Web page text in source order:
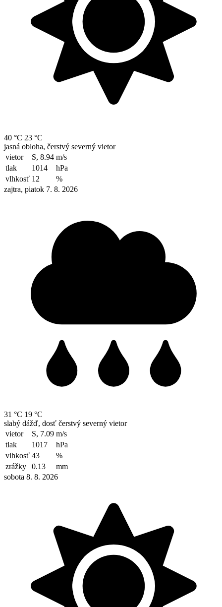
40 °C 23 °C
jasná obloha, čerstvý severný vietor
vietor
S, 8.94 m/s
tlak
1014
hPa
vlhkosť 12
%
zajtra, piatok 7. 8. 2026
31 °C 19 °C
slabý dážď, dosť čerstvý severný vietor
vietor
S, 7.09 m/s
tlak
1017
hPa
vlhkosť 43
%
zrážky
0.13
mm
sobota 8. 8. 2026